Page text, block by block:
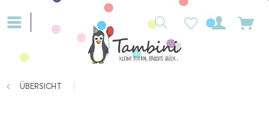
ÜBERSICHT